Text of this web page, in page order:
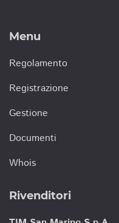
Menu
Regolamento
Registrazione
Gestione
Documenti
Whois
Rivenditori